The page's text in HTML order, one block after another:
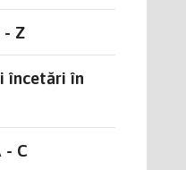
- Z
încetări în
- C